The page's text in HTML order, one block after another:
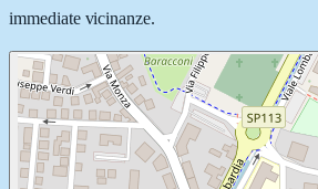
immediate vicinanze.